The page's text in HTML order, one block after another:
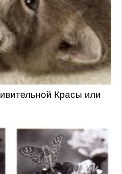
Красы или